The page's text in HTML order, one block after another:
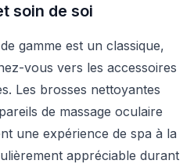
soin de soi
gamme est un classique,
vous vers les accessoires
Les brosses nettoyantes
de massage oculaire
une expérience de spa à la
appréciable durant